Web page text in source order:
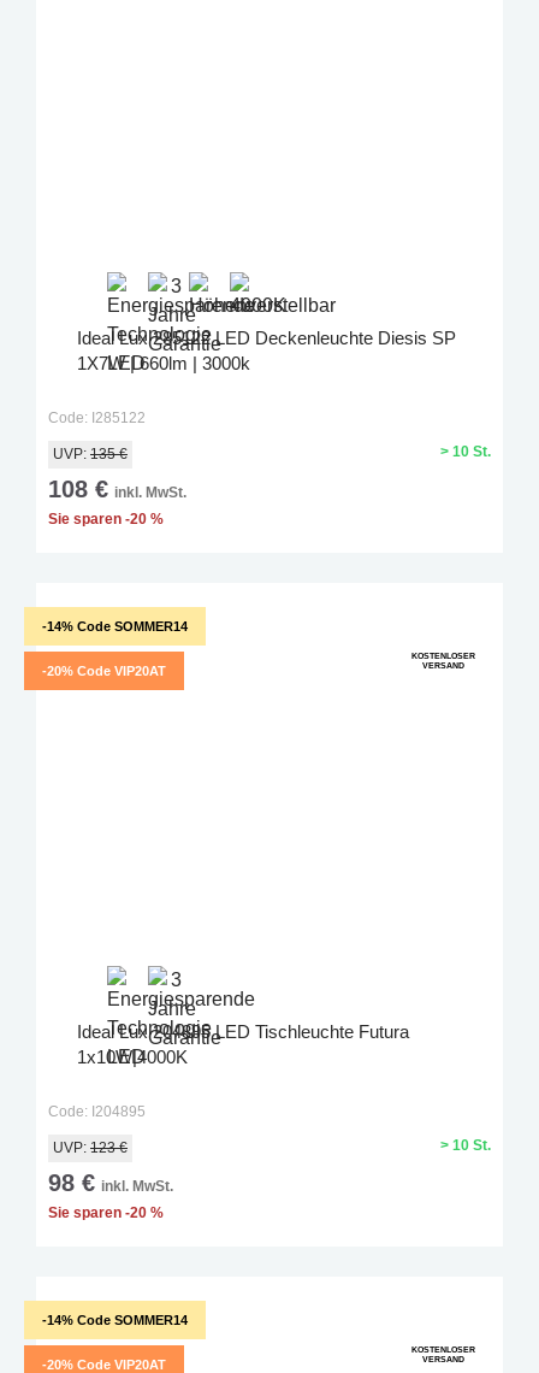
Ideal Lux 285122 LED Deckenleuchte Diesis SP
1X7W | 660lm | 3000k
Code: I285122
UVP: 135 €
108 € inkl. MwSt.
Sie sparen -20 %
> 10 St.
-14% Code SOMMER14
-20% Code VIP20AT
KOSTENLOSER
VERSAND
Ideal Lux 204895 LED Tischleuchte Futura
1x10W|4000K
Code: I204895
UVP: 123 €
98 € inkl. MwSt.
Sie sparen -20 %
> 10 St.
-14% Code SOMMER14
-20% Code VIP20AT
KOSTENLOSER
VERSAND